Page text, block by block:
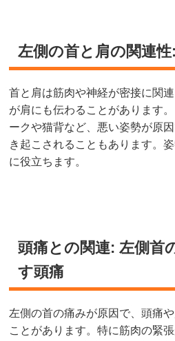
左側の首と肩の関連
首と肩は筋肉や神経が密接に関
が肩にも伝わることがあります
ークや猫背など、悪い姿勢が原
き起こされることもあります。
に役立ちます。
頭痛との関連: 左側首
す頭痛
左側の首の痛みが原因で、頭痛
ことがあります。特に筋肉の緊